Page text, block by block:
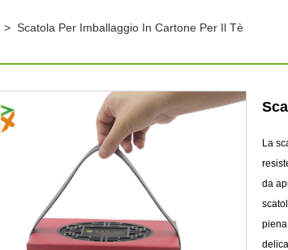
> Scatola Per Imballaggio In Cartone Per Il Tè
La
da